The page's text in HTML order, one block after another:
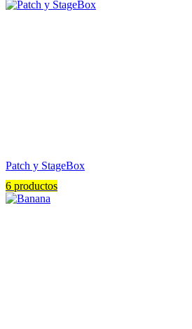
Patch y StageBox
6 productos